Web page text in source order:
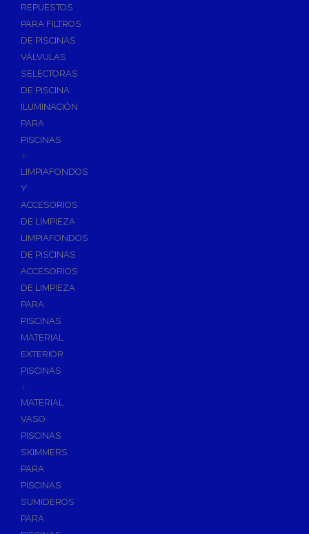
REPUESTOS
PARA FILTROS
DE PISCINAS
VÁLVULAS
SELECTORAS
DE PISCINA
ILUMINACIÓN
PARA
PISCINAS
+
LIMPIAFONDOS
Y
ACCESORIOS
DE LIMPIEZA
LIMPIAFONDOS
DE PISCINAS
ACCESORIOS
DE LIMPIEZA
PARA
PISCINAS
MATERIAL
EXTERIOR
PISCINAS
+
MATERIAL
VASO
PISCINAS
SKIMMERS
PARA
PISCINAS
SUMIDEROS
PARA